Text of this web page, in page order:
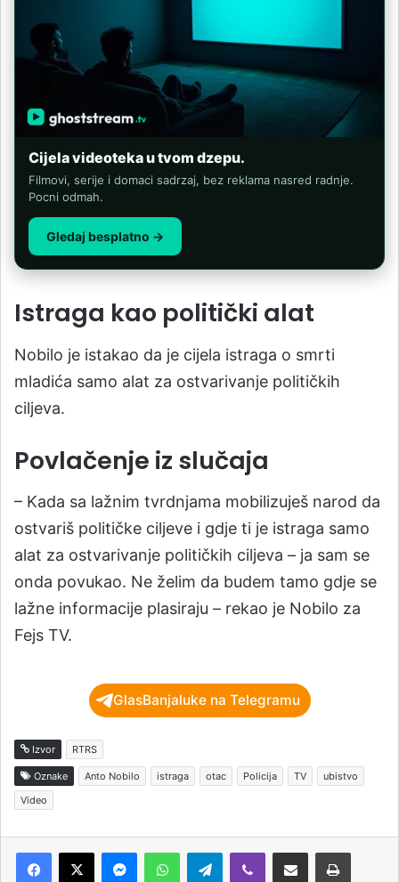
Cijela videoteka u tvom dzepu.
Filmovi, serije i domaci sadrzaj, bez reklama nasred radnje.
Pocni odmah.
Gledaj besplatno →
Istraga kao politički alat
Nobilo je istakao da je cijela istraga o smrti
mladića samo alat za ostvarivanje političkih
ciljeva.
Povlačenje iz slučaja
– Kada sa lažnim tvrdnjama mobilizuješ narod da
ostvariš političke ciljeve i gdje ti je istraga samo
alat za ostvarivanje političkih ciljeva – ja sam se
onda povukao. Ne želim da budem tamo gdje se
lažne informacije plasiraju – rekao je Nobilo za
Fejs TV.
GlasBanjaluke na Telegramu
Izvor RTRS
Oznake Anto Nobilo istraga otac Policija TV
ubistvo
Video
Telegram